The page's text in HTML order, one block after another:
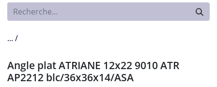
... /
Angle plat ATRIANE 12x22 9010 ATR
AP2212 blc/36x36x14/ASA